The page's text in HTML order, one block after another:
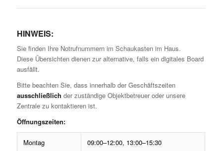
HINWEIS:
Sie finden Ihre Notrufnummern im Schaukasten im Haus.
Diese Übersichten dienen zur alternative, falls ein digitales Board
ausfällt.
Bitte beachten Sie, dass innerhalb der Geschäftszeiten
ausschließlich der zuständige Objektbetreuer oder unsere
Zentrale zu kontaktieren ist.
Öffnungszeiten:
Montag 09:00–12:00, 13:00–15:30